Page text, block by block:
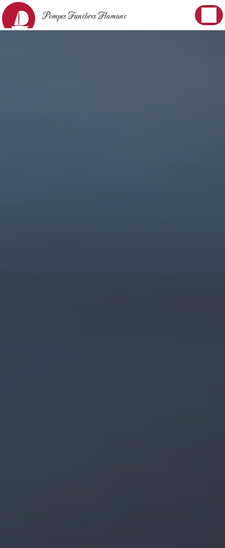
Pompes Funèbres Flamanc
Panneau de gestion des cookies